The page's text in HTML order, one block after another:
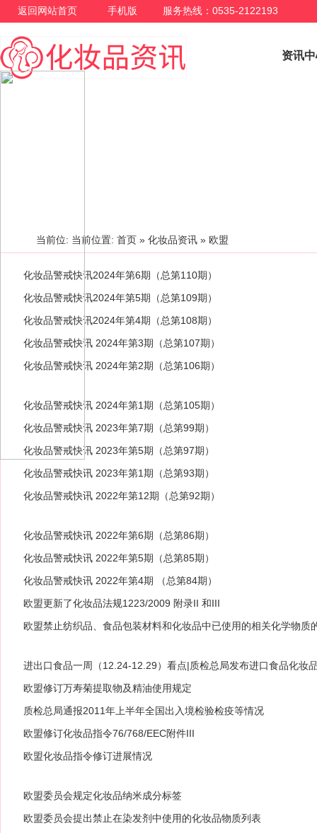
返回网站首页 手机版 服务热线：0535-2122193
资讯
当前位: 当前位置: 首页 » 化妆品资讯 » 欧盟
化妆品警戒快讯2024年第6期（总第110期）
化妆品警戒快讯2024年第5期（总第109期）
化妆品警戒快讯2024年第4期（总第108期）
化妆品警戒快讯 2024年第3期（总第107期）
化妆品警戒快讯 2024年第2期（总第106期）
化妆品警戒快讯 2024年第1期（总第105期）
化妆品警戒快讯 2023年第7期（总第99期）
化妆品警戒快讯 2023年第5期（总第97期）
化妆品警戒快讯 2023年第1期（总第93期）
化妆品警戒快讯 2022年第12期（总第92期）
化妆品警戒快讯 2022年第6期（总第86期）
化妆品警戒快讯 2022年第5期（总第85期）
化妆品警戒快讯 2022年第4期 （总第84期）
欧盟更新了化妆品法规1223/2009 附录II 和III
欧盟禁止纺织品、食品包装材料和化妆品中已使用的相关化学物质
进出口食品一周（12.24-12.29）看点|质检总局发布进口食品化妆
欧盟修订万寿菊提取物及精油使用规定
质检总局通报2011年上半年全国出入境检验检疫等情况
欧盟修订化妆品指令76/768/EEC附件III
欧盟化妆品指令修订进展情况
欧盟委员会规定化妆品纳米成分标签
欧盟委员会提出禁止在染发剂中使用的化妆品物质列表